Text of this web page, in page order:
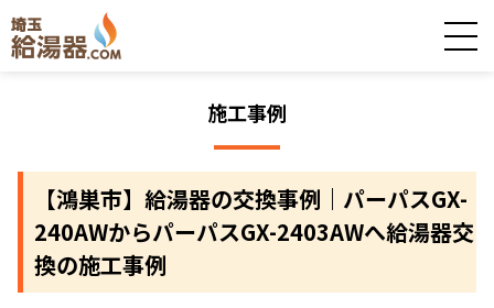
施工事例
【鴻巣市】給湯器の交換事例｜パーパスGX-
240AWからパーパスGX-2403AWへ給湯器交
換の施工事例